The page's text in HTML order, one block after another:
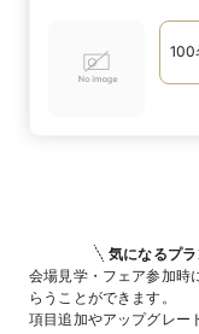
100
気になるプ
会場見学・フェア参加時
らうことができます。
項目追加やアップグレー